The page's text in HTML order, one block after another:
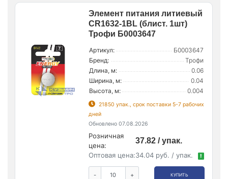
Элемент питания литиевый
CR1632-1BL (блист. 1шт)
Трофи Б0003647
Артикул:
Б0003647
Бренд:
Трофи
Длина, м:
0.06
Ширина, м:
0.04
Высота, м:
0.004
21850 упак., срок поставки 5-7 рабочих
дней
Обновлено 07.08.2026
Розничная
цена:
37.82 / упак.
Оптовая цена:34.04 руб. / упак. !
- + КУПИТЬ